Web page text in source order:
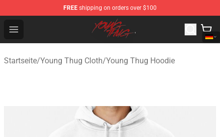
FREE shipping on orders over $100
Open menu
Young Thug Shop - Official Young Thug Merchandise
Startseite/Young Thug Cloth/Young Thug Hoodie